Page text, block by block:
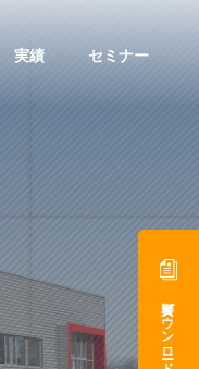
実績 セミナー
資料ダウンロード